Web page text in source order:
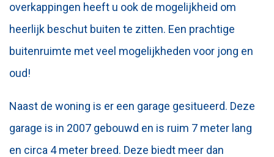
overkappingen heeft u ook de mogelijkheid om
heerlijk beschut buiten te zitten. Een prachtige
buitenruimte met veel mogelijkheden voor jong en
oud!
Naast de woning is er een garage gesitueerd. Deze
garage is in 2007 gebouwd en is ruim 7 meter lang
en circa 4 meter breed. Deze biedt meer dan